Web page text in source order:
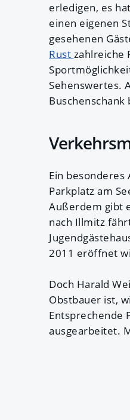
erledigen, es
einen eigenen
gesehenen
Rust zahlreiche
Sehenswertes.
Ein besonderes
Parkplatz am
Außerdem gibt
nach Illmitz
2011 eröffnet
Doch Harald
Obstbauer ist,
Entsprechende
ausgearbeitet.